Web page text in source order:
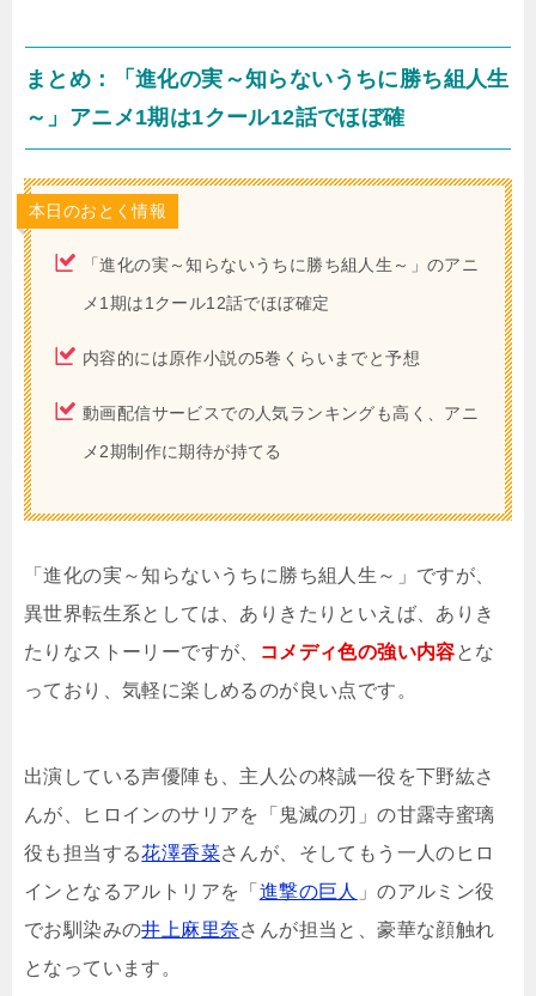
まとめ：「進化の実～知らないうちに勝ち組人生
～」アニメ1期は1クール12話でほぼ確
本日のおとく情報
「進化の実～知らないうちに勝ち組人生～」のアニ
メ1期は1クール12話でほぼ確定
内容的には原作小説の5巻くらいまでと予想
動画配信サービスでの人気ランキングも高く、アニ
メ2期制作に期待が持てる
「進化の実～知らないうちに勝ち組人生～」ですが、
異世界転生系としては、ありきたりといえば、ありき
たりなストーリーですが、
コメディ色の強い内容とな
っており、気軽に楽しめるのが良い点です。
出演している声優陣も、主人公の柊誠一役を下野紘さ
んが、ヒロインのサリアを「鬼滅の刃」の甘露寺蜜璃
役も担当する花澤香菜さんが、そしてもう一人のヒロ
インとなるアルトリアを「 進撃の巨人 」のアルミン役
でお馴染みの井上麻里奈さんが担当と、豪華な顔触れ
となっています。